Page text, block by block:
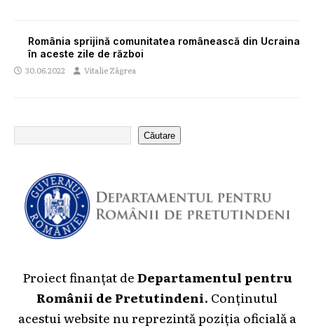
România sprijină comunitatea românească din Ucraina
în aceste zile de război
30.06.2022 Vitalie Zâgrea
Căutare
Proiect finanțat deDepartamentul pentru
Românii de Pretutindeni. Conținutul
acestui website nu reprezintă poziția oficială a